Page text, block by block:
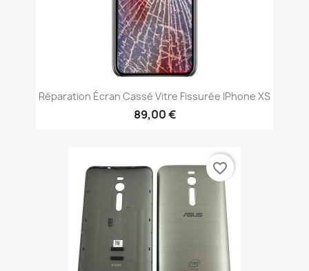
Réparation Écran Cassé Vitre Fissurée IPhone XS
89,00 €
favorite_border